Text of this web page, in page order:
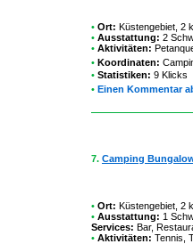
• Ort: Küstengebiet, 2
• Ausstattung: 2
• Aktivitäten:
• Koordinaten:
• Statistiken: 9 Klicks
• Einen Kommentar
7. Camping
• Ort: Küstengebiet, 2
• Ausstattung: 1
Services: Bar,
• Aktivitäten: Tennis,